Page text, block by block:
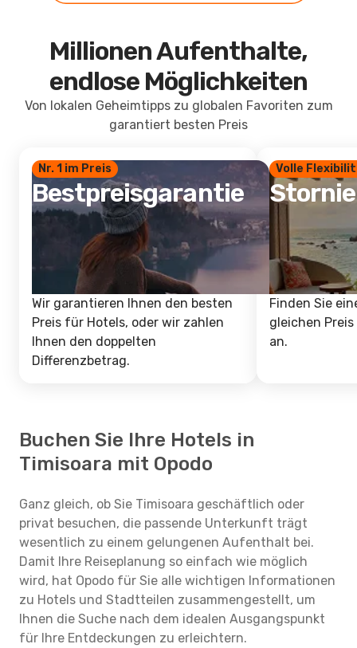
Millionen Aufenthalte,
endlose Möglichkeiten
Von lokalen Geheimtipps zu globalen Favoriten zum
garantiert besten Preis
Nr. 1 im Preis
Bestpreisgarantie
Wir garantieren Ihnen den besten
Preis für Hotels, oder wir zahlen
Ihnen den doppelten
Differenzbetrag.
Volle
Finden Sie
gleichen
an.
Buchen Sie Ihre Hotels in
Timisoara mit Opodo
Ganz gleich, ob Sie Timisoara geschäftlich oder
privat besuchen, die passende Unterkunft trägt
wesentlich zu einem gelungenen Aufenthalt bei.
Damit Ihre Reiseplanung so einfach wie möglich
wird, hat Opodo für Sie alle wichtigen Informationen
zu Hotels und Stadtteilen zusammengestellt, um
Ihnen die Suche nach dem idealen Ausgangspunkt
für Ihre Entdeckungen zu erleichtern.